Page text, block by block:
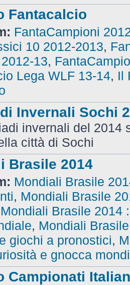
Fantacalcio
FantaCampioni
10 2012-2013,
13,
Lega WLF 13-14, Il
Invernali Sochi
invernali del 2014
città di Sochi
Brasile 2014
Mondiali Brasile
, Mondiali Brasile
Mondiali Brasile 2014
, Mondiali
giochi a pronostici,
e gnocca
Campionati